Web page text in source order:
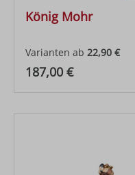
König Mohr
Varianten ab 22,90 €
Regulärer Preis:
187,00 €